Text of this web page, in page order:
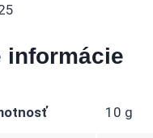
informácie
10 g